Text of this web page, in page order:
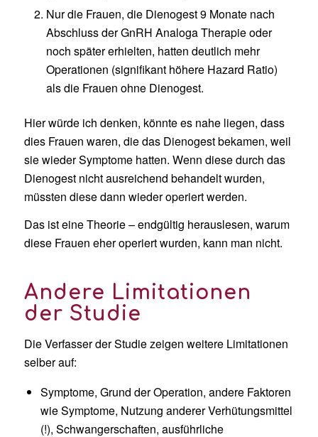
Nur die Frauen, die Dienogest 9 Monate nach
Abschluss der GnRH Analoga Therapie oder
noch später erhielten, hatten deutlich mehr
Operationen (signifikant höhere Hazard Ratio)
als die Frauen ohne Dienogest.
Hier würde ich denken, könnte es nahe liegen, dass
dies Frauen waren, die das Dienogest bekamen, weil
sie wieder Symptome hatten. Wenn diese durch das
Dienogest nicht ausreichend behandelt wurden,
müssten diese dann wieder operiert werden.
Das ist eine Theorie – endgültig herauslesen, warum
diese Frauen eher operiert wurden, kann man nicht.
Andere Limitationen
der Studie
Die Verfasser der Studie zeigen weitere Limitationen
selber auf:
Symptome, Grund der Operation, andere Faktoren
wie Symptome, Nutzung anderer Verhütungsmittel
(!), Schwangerschaften, ausführliche